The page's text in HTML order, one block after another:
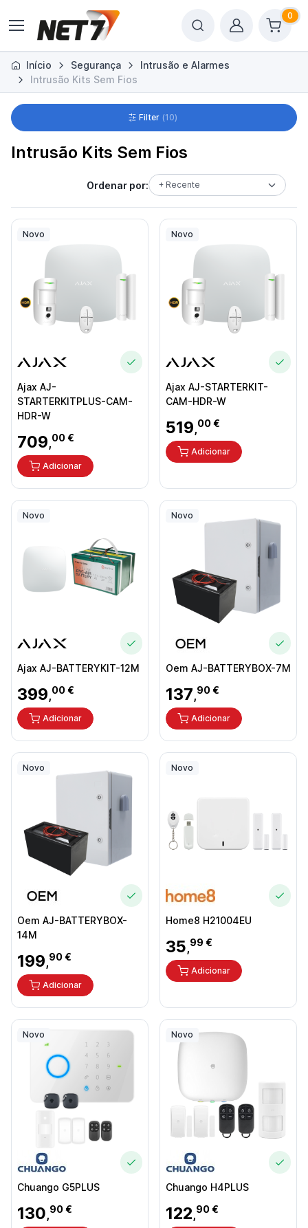
0
Início Segurança
Intrusão e Alarmes
Intrusão Kits Sem Fios
Filter 10
Intrusão Kits Sem Fios
Ordenar por: + Recente
Novo
Ajax AJ-
STARTERKITPLUS-CAM-
HDR-W
709,00 €
Adicionar
Novo
Ajax AJ-STARTERKIT-
CAM-HDR-W
519,00 €
Adicionar
Novo
Ajax AJ-BATTERYKIT-12M
399,00 €
Adicionar
Novo
Oem AJ-BATTERYBOX-7M
137,90 €
Adicionar
Novo
Oem AJ-BATTERYBOX-
14M
199,90 €
Adicionar
Novo
Home8 H21004EU
35,99 €
Adicionar
Novo
Chuango G5PLUS
130,90 €
Novo
Chuango H4PLUS
122,90 €